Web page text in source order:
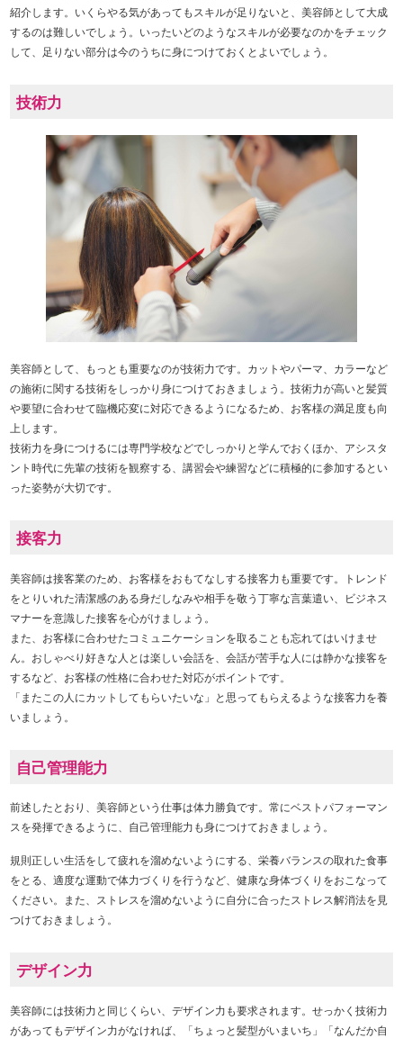
紹介します。いくらやる気があってもスキルが足りないと、美容師として大成
するのは難しいでしょう。いったいどのようなスキルが必要なのかをチェック
して、足りない部分は今のうちに身につけておくとよいでしょう。
技術力
美容師として、もっとも重要なのが技術力です。カットやパーマ、カラーなど
の施術に関する技術をしっかり身につけておきましょう。技術力が高いと髪質
や要望に合わせて臨機応変に対応できるようになるため、お客様の満足度も向
上します。
技術力を身につけるには専門学校などでしっかりと学んでおくほか、アシスタ
ント時代に先輩の技術を観察する、講習会や練習などに積極的に参加するとい
った姿勢が大切です。
接客力
美容師は接客業のため、お客様をおもてなしする接客力も重要です。トレンド
をとりいれた清潔感のある身だしなみや相手を敬う丁寧な言葉遣い、ビジネス
マナーを意識した接客を心がけましょう。
また、お客様に合わせたコミュニケーションを取ることも忘れてはいけませ
ん。おしゃべり好きな人とは楽しい会話を、会話が苦手な人には静かな接客を
するなど、お客様の性格に合わせた対応がポイントです。
「またこの人にカットしてもらいたいな」と思ってもらえるような接客力を養
いましょう。
自己管理能力
前述したとおり、美容師という仕事は体力勝負です。常にベストパフォーマン
スを発揮できるように、自己管理能力も身につけておきましょう。
規則正しい生活をして疲れを溜めないようにする、栄養バランスの取れた食事
をとる、適度な運動で体力づくりを行うなど、健康な身体づくりをおこなって
ください。また、ストレスを溜めないように自分に合ったストレス解消法を見
つけておきましょう。
デザイン力
美容師には技術力と同じくらい、デザイン力も要求されます。せっかく技術力
があってもデザイン力がなければ、「ちょっと髪型がいまいち」「なんだか自